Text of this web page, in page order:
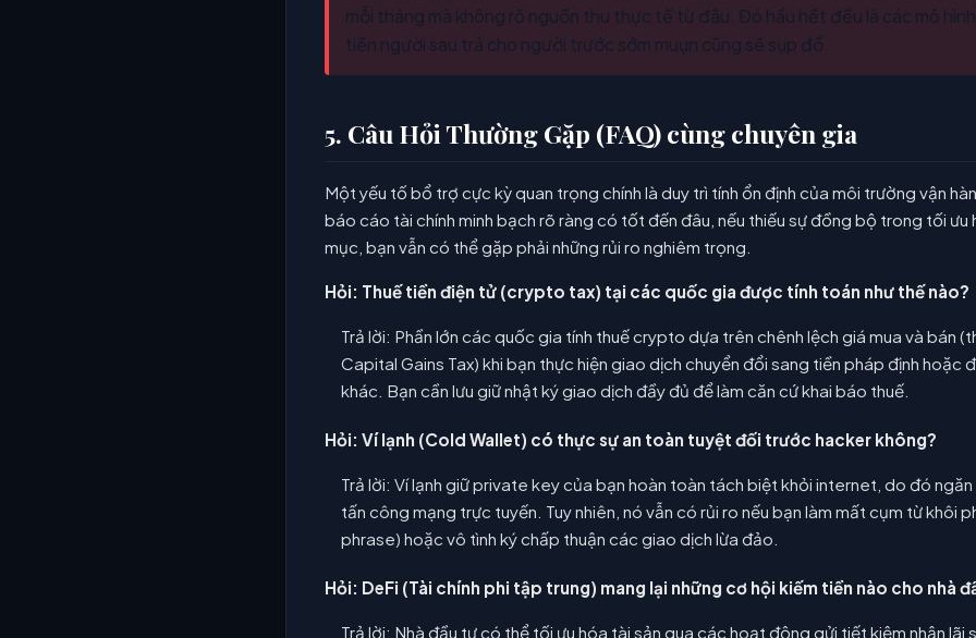
mỗi tháng mà không rõ nguồn thu thực tế từ đâu. Đó hầu hết đều là các mô
tiền người sau trả cho người trước sớm muụn cũng sẽ sụp đổ.
5. Câu Hỏi Thường Gặp (FAQ) cùng chuyên gia
Một yếu tố bổ trợ cực kỳ quan trọng chính là duy trì tính ổn định của môi trường vận
báo cáo tài chính minh bạch rõ ràng có tốt đến đâu, nếu thiếu sự đồng bộ trong tối ưu
mục, bạn vẫn có thể gặp phải những rủi ro nghiêm trọng.
Hỏi: Thuế tiền điện tử (crypto tax) tại các quốc gia được tính toán như thế nào?
Trả lời: Phần lớn các quốc gia tính thuế crypto dựa trên chênh lệch giá mua và bán
Capital Gains Tax) khi bạn thực hiện giao dịch chuyển đổi sang tiền pháp định hoặc
khác. Bạn cần lưu giữ nhật ký giao dịch đầy đủ để làm căn cứ khai báo thuế.
Hỏi: Ví lạnh (Cold Wallet) có thực sự an toàn tuyệt đối trước hacker không?
Trả lời: Ví lạnh giữ private key của bạn hoàn toàn tách biệt khỏi internet, do đó
tấn công mạng trực tuyến. Tuy nhiên, nó vẫn có rủi ro nếu bạn làm mất cụm từ khôi
phrase) hoặc vô tình ký chấp thuận các giao dịch lừa đảo.
Hỏi: DeFi (Tài chính phi tập trung) mang lại những cơ hội kiếm tiền nào cho nhà
Trả lời: Nhà đầu tư có thể tối ưu hóa tài sản qua các hoạt động gửi tiết kiệm nhận lãi